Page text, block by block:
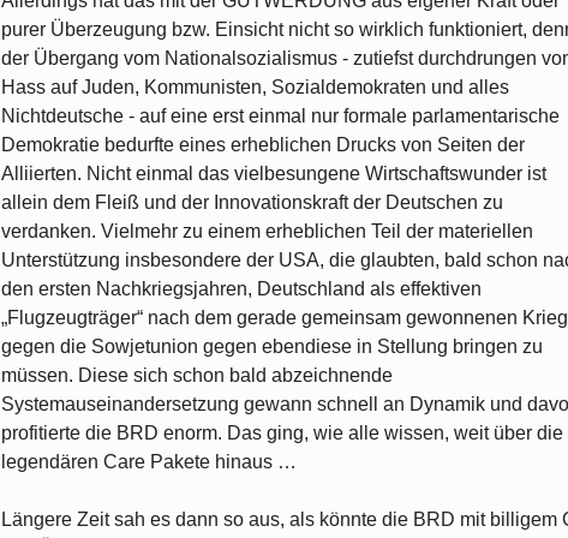
purer Überzeugung bzw. Einsicht nicht so wirklich funktioniert,
der Übergang vom Nationalsozialismus - zutiefst durchdrungen
Hass auf Juden, Kommunisten, Sozialdemokraten und alles
Nichtdeutsche - auf eine erst einmal nur formale parlamentarische
Demokratie bedurfte eines erheblichen Drucks von Seiten der
Alliierten. Nicht einmal das vielbesungene Wirtschaftswunder ist
allein dem Fleiß und der Innovationskraft der Deutschen zu
verdanken. Vielmehr zu einem erheblichen Teil der materiellen
Unterstützung insbesondere der USA, die glaubten, bald schon
den ersten Nachkriegsjahren, Deutschland als effektiven
„Flugzeugträger“ nach dem gerade gemeinsam gewonnenen Krieg
gegen die Sowjetunion gegen ebendiese in Stellung bringen zu
müssen. Diese sich schon bald abzeichnende
Systemauseinandersetzung gewann schnell an Dynamik und
profitierte die BRD enorm. Das ging, wie alle wissen, weit über die
legendären Care Pakete hinaus …
Längere Zeit sah es dann so aus, als könnte die BRD mit billigem